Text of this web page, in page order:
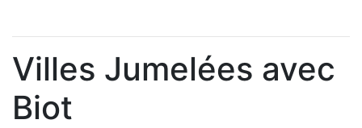
Villes Jumelées avec
Biot